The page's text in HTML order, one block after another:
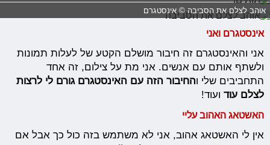
אוהב לצלם את הסביבה © אינסטגרם
אינסטגרם ואני
אני והאינסטגרם זה חיבור מושלם הקטע של לעלות תמונות
ולשתף אותם עם אנשים. אני מת על צילום, זה אחד
התחביבים שלי והחיבור הזה עם האינסטגרם גורם לי לרצות
לצלם עוד ועוד!
האשטאג האהוב עליי
אין לי האשטאג אהוב, אני לא משתמש בזה כול כך אבל אם